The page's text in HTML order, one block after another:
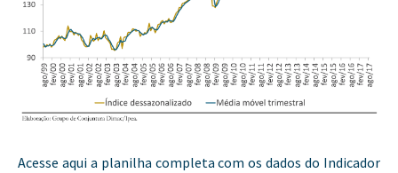
Acesse aqui a planilha completa com os dados do Indicador